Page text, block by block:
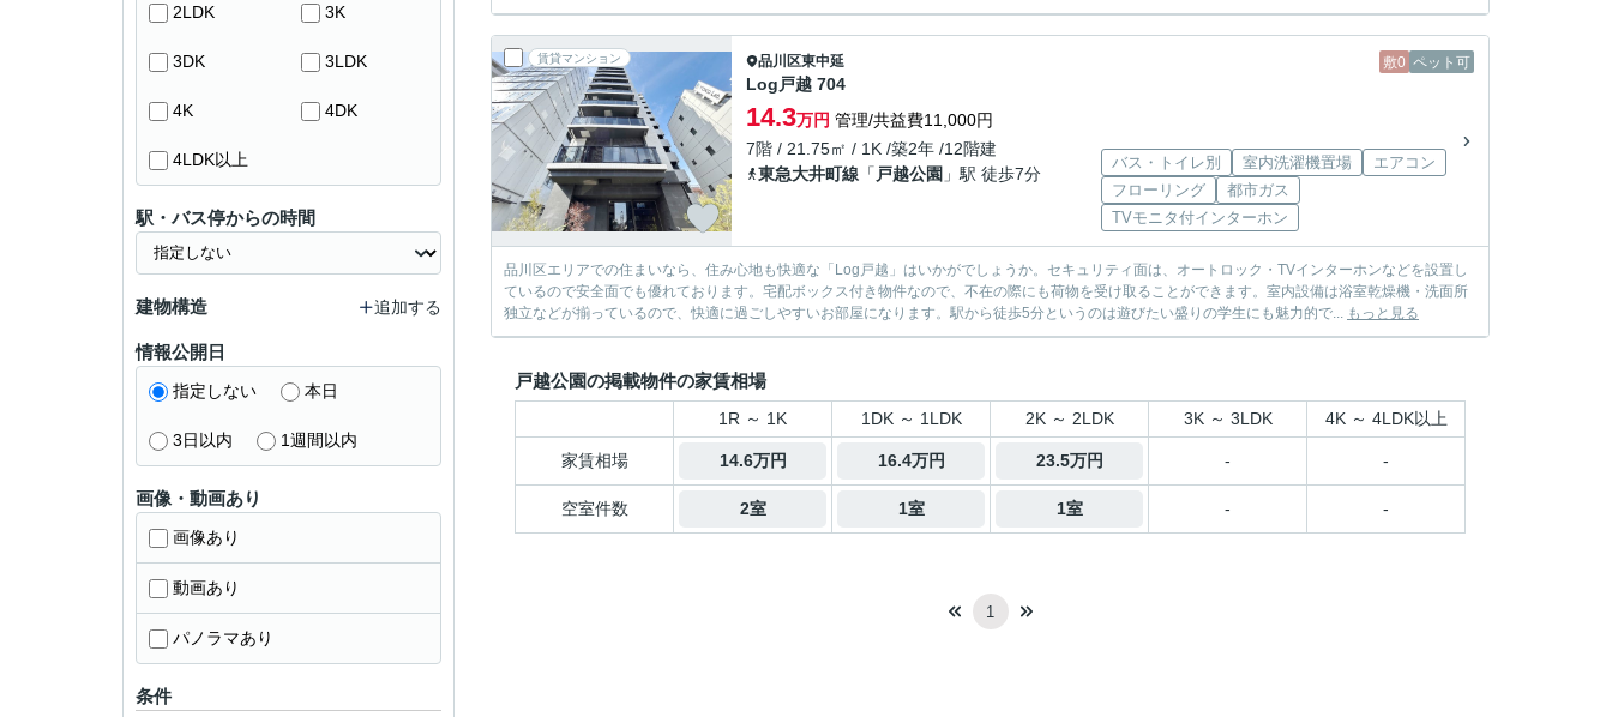
賃貸マンション 敷0 ペット可
品川区東中延
Log戸越 704
14.3万円 管理/共益費11,000円
7階 / 21.75㎡ / 1K /築2年 /12階建
東急大井町線 「 戸越公園 」駅 徒歩7分
バス・トイレ別 室内洗濯機置場
エアコン
フローリング
都市ガス
TVモニタ付インターホン
品川区エリアでの住まいなら、住み心地も快適な「Log戸越」はいかがでしょうか。セキュリティ面は、オートロック・TVインターホンなどを設置し
ているので安全面でも優れております。宅配ボックス付き物件なので、不在の際にも荷物を受け取ることができます。室内設備は浴室乾燥機・洗面所
独立などが揃っているので、快適に過ごしやすいお部屋になります。駅から徒歩5分というのは遊びたい盛りの学生にも魅力的で... もっと見る
戸越公園の掲載物件の家賃相場
1R ～ 1K 1DK ～ 1LDK 2K ～ 2LDK 3K ～ 3LDK 4K ～ 4LDK以上
家賃相場 14.6万円 16.4万円 23.5万円 - -
空室件数 2室 1室 1室 - -
1
2LDK 3K
3DK 3LDK
4K 4DK
4LDK以上
駅・バス停からの時間
建物構造 追加する
情報公開日
指定しない 本日
3日以内 1週間以内
画像・動画あり
画像あり
動画あり
パノラマあり
条件